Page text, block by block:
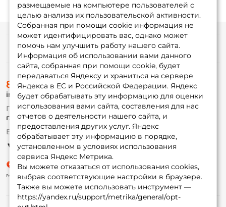
размещаемые на компьютере пользователей с
целью анализа их пользовательской активности.
Собранная при помощи cookie информация не
может идентифицировать вас, однако может
помочь нам улучшить работу нашего сайта.
Информация об использовании вами данного
сайта, собранная при помощи cookie, будет
передаваться Яндексу и храниться на сервере
Яндекса в ЕС и Российской Федерации. Яндекс
будет обрабатывать эту информацию для оценки
использования вами сайта, составления для нас
отчетов о деятельности нашего сайта, и
предоставления других услуг. Яндекс
обрабатывает эту информацию в порядке,
установленном в условиях использования
сервиса Яндекс Метрика.
Вы можете отказаться от использования cookies,
выбрав соответствующие настройки в браузере.
Также вы можете использовать инструмент —
https://yandex.ru/support/metrika/general/opt-
Информация
О магазине
Доставка
Оплата
Fox-bonus
Гуру
Партнерская программа
8 (495) 532-77-88
info@foxfishing.ru
По вопросам с заказом
г. Москва, ул. Плеханова д.7
Ежедневно 10:00 до 20:00